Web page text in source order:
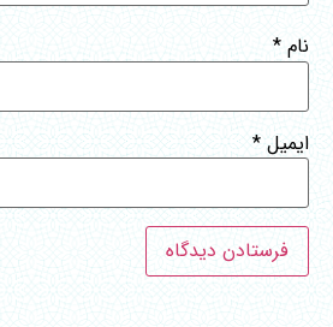
نام *
ایمیل*